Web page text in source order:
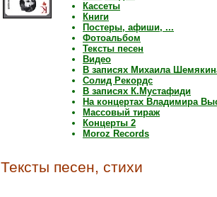
Кассеты
Книги
Постеры, афиши, ...
Фотоальбом
Тексты песен
Видео
В записях Михаила
Солид Рекордс
В записях К.Мустафиди
На концертах Владимира
Массовый тираж
Концерты 2
Moroz Records
Тексты песен, стихи